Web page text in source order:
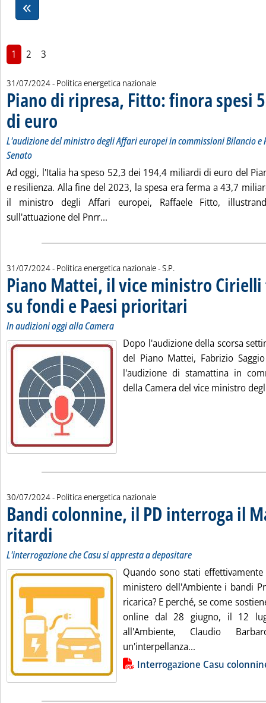
1 2 3
31/07/2024- Politica energetica nazionale
Piano di ripresa, Fitto: finora spesi
di euro . Sottotitolo: L'audizione del ministro degli Affari europei in commissioni
. Pubblicata mercoledì 31 luglio 2024 alle 17.29.
L'audizione del ministro degli Affari europei in commissioni Bilancio e
Senato
Ad oggi, l'Italia ha speso 52,3 dei 194,4 miliardi di euro del
e resilienza. Alla fine del 2023, la spesa era ferma a 43,7
il ministro degli Affari europei, Raffaele Fitto,
sull'attuazione del Pnrr...
31/07/2024- Politica energetica nazionale -di:
S.P.
Piano Mattei, il vice ministro
su fondi e Paesi prioritari
In audizioni oggi alla Camera
Dopo l'audizione della scorsa
del Piano Mattei, Fabrizio
l'audizione di stamattina in
della Camera del vice ministro
30/07/2024- Politica energetica nazionale
Bandi colonnine, il PD interroga il
ritardi . Sottotitolo: L'interrogazione che Casu si appresta a depositare
L'interrogazione che Casu si appresta a depositare
Quando sono stati
ministero dell'Ambiente i bandi
ricarica? E perché, se come
online dal 28 giugno, il 12
all'Ambiente, Claudio
un'interpellanza...
Lista allegati PDF alla notiziaInterrogazione Casu